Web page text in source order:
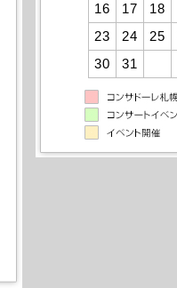
16
17 18
23
24 25
30
31